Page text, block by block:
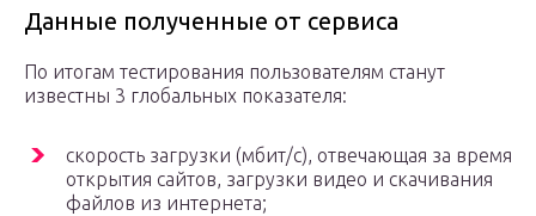
Данные полученные от сервиса
По итогам тестирования пользователям станут
известны 3 глобальных показателя:
скорость загрузки (мбит/с), отвечающая за время
открытия сайтов, загрузки видео и скачивания
файлов из интернета;